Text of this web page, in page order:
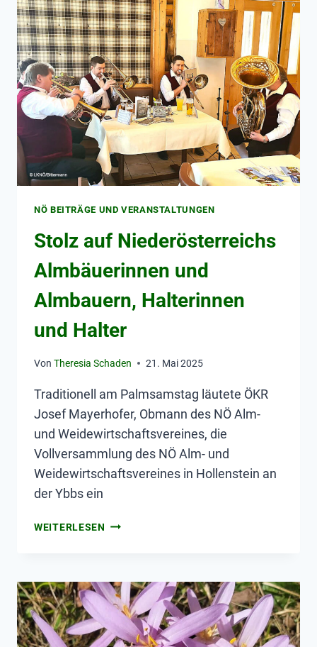
NÖ BEITRÄGE UND VERANSTALTUNGEN
Stolz auf Niederösterreichs
Almbäuerinnen und
Almbauern, Halterinnen
und Halter
Von Theresia Schaden 21. Mai 2025
Traditionell am Palmsamstag läutete ÖKR
Josef Mayerhofer, Obmann des NÖ Alm-
und Weidewirtschaftsvereines, die
Vollversammlung des NÖ Alm- und
Weidewirtschaftsvereines in Hollenstein an
der Ybbs ein
WEITERLESEN